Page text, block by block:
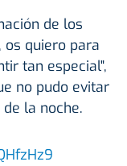
de los
os quiero para
tan especial",
no pudo evitar
la noche.